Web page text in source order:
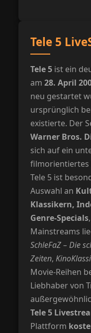
Tele 5
Tele 5 ist ein
am28. April
neu gestartet
ursprünglich
existierte. Der
Warner Bros.
sich auf ein
filmorientiertes
Tele 5 ist
Auswahl an
Klassikern,
Genre-Specials
Mainstreams
SchleFaZ – Die
Zeiten,
Movie-Reihen
Liebhaber von
Tele 5
Plattform